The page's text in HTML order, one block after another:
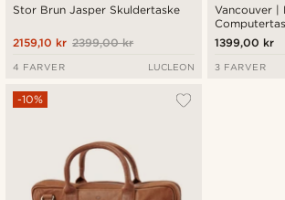
Stor Brun Jasper Skuldertaske
2399,00 kr
2159,10 kr
4 FARVER LUCLEON
Vancouver |
1399,00 kr
3 FARVER
-10%